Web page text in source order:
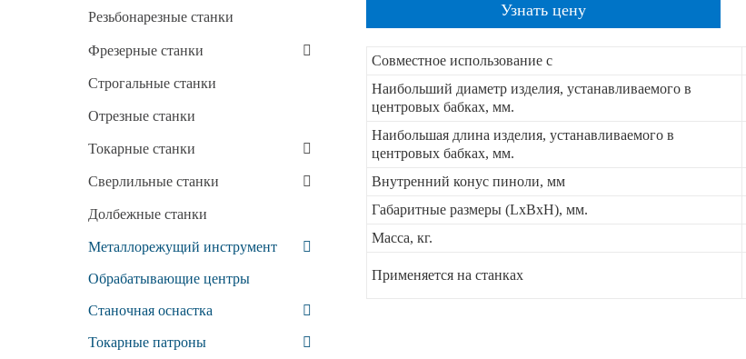
Узнать цену
Совместное использование с
Наибольший диаметр изделия, устанавливаемого в
центровых бабках, мм.
Наибольшая длина изделия, устанавливаемого в
центровых бабках, мм.
Внутренний конус пиноли, мм
Габаритные размеры (LxBxH), мм.
Масса, кг.
Применяется на станках
Резьбонарезные станки
Фрезерные станки
Строгальные станки
Отрезные станки
Токарные станки
Сверлильные станки
Долбежные станки
Металлорежущий инструмент
Обрабатывающие центры
Станочная оснастка
Токарные патроны